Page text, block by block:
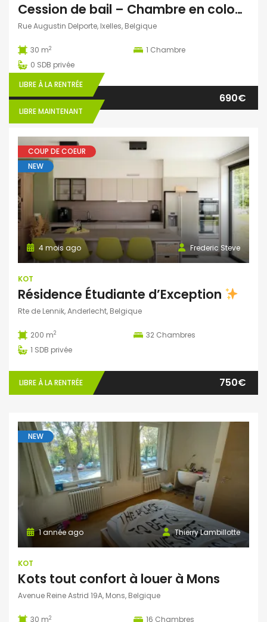
Cession de bail – Chambre en coloc à Ixelles
Rue Augustin Delporte, Ixelles, Belgique
30 m2 1 Chambre
0 SDB privée
LIBRE À LA RENTRÉE
LIBRE MAINTENANT
690€
COUP DE COEUR
NEW
Frederic Steve
4 mois ago
KOT
Résidence Étudiante d’Exception
Rte de Lennik, Anderlecht, Belgique
200 m2 32 Chambres
1 SDB privée
LIBRE À LA RENTRÉE 750€
NEW
Thierry Lambillotte
1 année ago
KOT
Kots tout confort à louer à Mons
Avenue Reine Astrid 19A, Mons, Belgique
30 m2 16 Chambres